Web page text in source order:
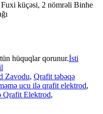
küçəsi, 2 nömrəli Binhe
hüquqlar qorunur.İsti
Zavodu, Qrafit təbəqə
ucu ilə qrafit elektrod,
Qrafit Elektrod,